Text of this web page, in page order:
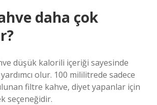
daha çok
düşük kalorili içeriği sayesinde
olur. 100 mililitrede sadece
filtre kahve, diyet yapanlar için
seçeneğidir.